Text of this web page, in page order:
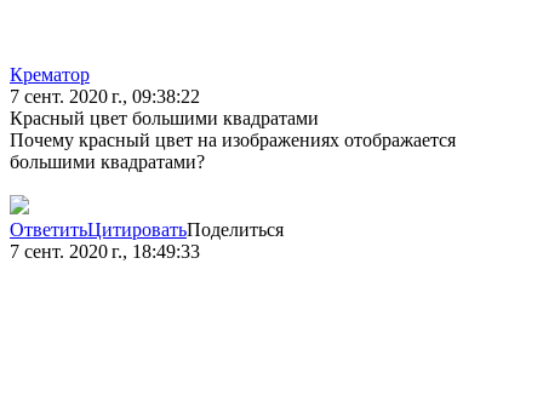
Крематор
7 сент. 2020 г., 09:38:22
Красный цвет большими квадратами
Почему красный цвет на изображениях отображается
большими квадратами?
ОтветитьЦитироватьПоделиться
7 сент. 2020 г., 18:49:33